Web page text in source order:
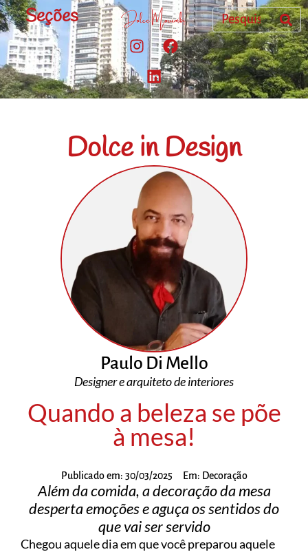
Seções
Dolce in Design
Paulo Di Mello
Designer e arquiteto de interiores
Quando a beleza se põe
à mesa!
Publicado em: 30/03/2025 Em: Decoração
Além da comida, a decoração da mesa
desperta emoções e aguça os sentidos do
que vai ser servido
Chegou aquele dia em que você preparou aquele